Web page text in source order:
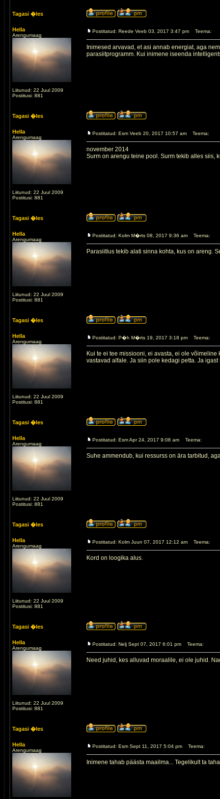
Tagasi �les
Hella
Arengumaag
Liitunud: 22 Juul 2009
Postitusi: 881
Postitatud: Reede Veeb 03, 2017 3:47 pm Teema:
Inimesed arvavad, et asi annab energiat, aga
parasiitprogramm. Kui inimene iseenda
Tagasi �les
Hella
Arengumaag
Liitunud: 22 Juul 2009
Postitusi: 881
Postitatud: Esm Veeb 20, 2017 10:57 am Teema:
november 2014
Surm on arengu teine pool. Surm tekib alles siis,
Tagasi �les
Hella
Arengumaag
Liitunud: 22 Juul 2009
Postitusi: 881
Postitatud: Kolm M�rts 08, 2017 9:36 am Teema:
Parasiitlus tekib alati sinna kohta, kus on areng.
Tagasi �les
Hella
Arengumaag
Liitunud: 22 Juul 2009
Postitusi: 881
Postitatud: P�h M�rts 19, 2017 3:18 pm Teema:
Kui te ei tee missiooni, ei avasta, ei ole
vastavad alfale. Ja siin pole kedagi petta. Ja
Tagasi �les
Hella
Arengumaag
Liitunud: 22 Juul 2009
Postitusi: 881
Postitatud: Esm Apr 24, 2017 9:08 am Teema:
Suhe ammendub, kui ressurss on ära tarbitud,
Tagasi �les
Hella
Arengumaag
Liitunud: 22 Juul 2009
Postitusi: 881
Postitatud: Kolm Juun 07, 2017 12:12 am Teema:
Kord on loogika alus.
Tagasi �les
Hella
Arengumaag
Liitunud: 22 Juul 2009
Postitusi: 881
Postitatud: Nelj Sept 07, 2017 6:01 pm Teema:
Need juhid, kes alluvad moraalile, ei ole juhid.
Tagasi �les
Hella
Arengumaag
Postitatud: Esm Sept 11, 2017 5:04 pm Teema:
Inimene tahab päästa maailma... Tegelikult ta